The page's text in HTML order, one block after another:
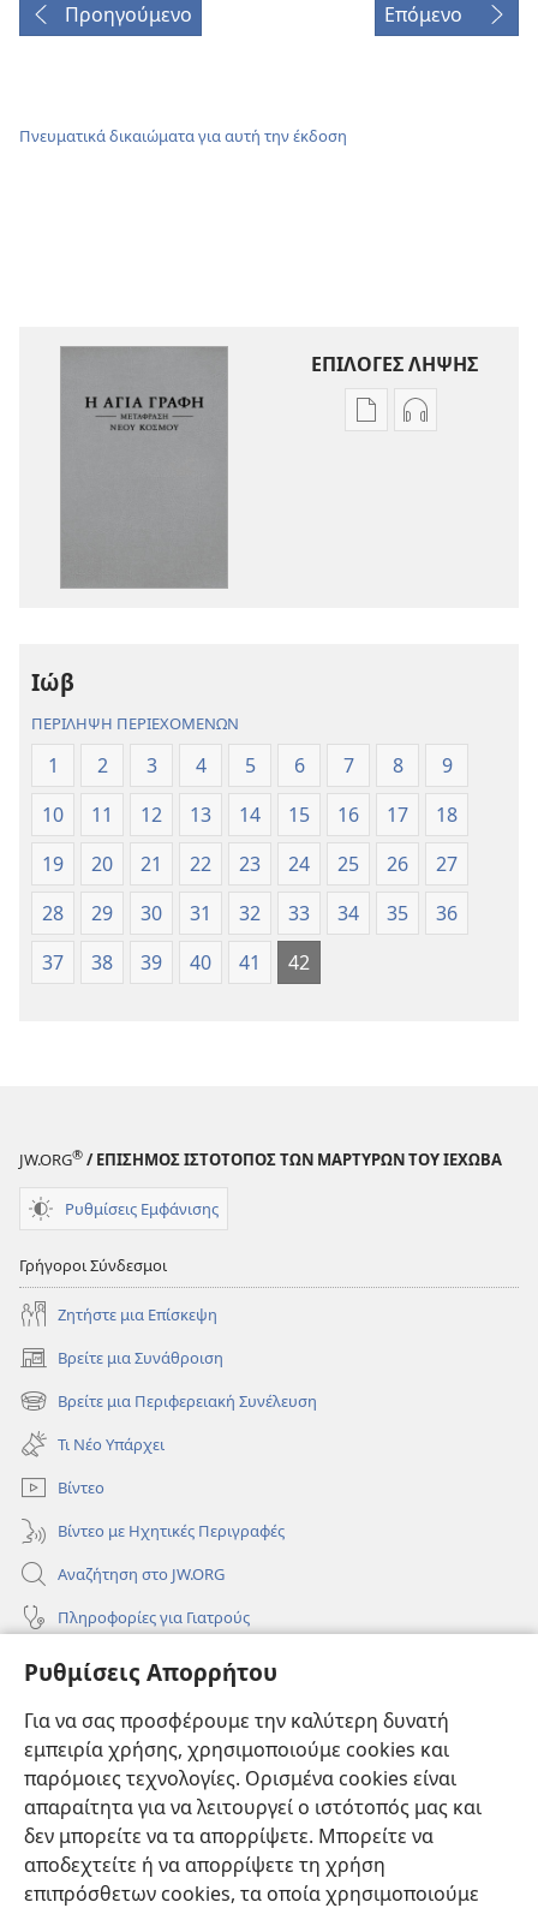
Ρυθμίσεις Απορρήτου
Για να σας προσφέρουμε την καλύτερη δυνατή
εμπειρία χρήσης, χρησιμοποιούμε cookies και
παρόμοιες τεχνολογίες. Ορισμένα cookies είναι
απαραίτητα για να λειτουργεί ο ιστότοπός μας και
δεν μπορείτε να τα απορρίψετε. Μπορείτε να
αποδεχτείτε ή να απορρίψετε τη χρήση
επιπρόσθετων cookies, τα οποία χρησιμοποιούμε
Προηγούμενο Επόμενο
Πνευματικά δικαιώματα για αυτή την έκδοση
ΕΠΙΛΟΓΕΣ ΛΗΨΗΣ
Επιλογές
2017)
Επιλογές
2017)
Ιώβ
ΠΕΡΙΛΗΨΗ ΠΕΡΙΕΧΟΜΕΝΩΝ
1 2 3 4 5 6 7 8
9
10
11 12 13 14 15 16 17
18
19
20 21 22 23 24 25 26
27
28
29 30 31 32 33 34 35
36
37
38 39 40 41 42
JW.ORG® / ΕΠΙΣΗΜΟΣ ΙΣΤΟΤΟΠΟΣ ΤΩΝ ΜΑΡΤΥΡΩΝ ΤΟΥ ΙΕΧΩΒΑ
Ρυθμίσεις Εμφάνισης
Γρήγοροι Σύνδεσμοι
Ζητήστε μια Επίσκεψη
Βρείτε μια Συνάθροιση
(ανοίγει
νέο
παράθυρο)
Βρείτε μια Περιφερειακή Συνέλευση
(ανοίγει
νέο
παράθυρο)
Τι Νέο Υπάρχει
Βίντεο
Βίντεο με Ηχητικές Περιγραφές
Αναζήτηση στο JW.ORG
Πληροφορίες για Γιατρούς
Πληροφορίες για Επίσημους Φορείς και ΜΜΕ
Συνεισφορές
(ανοίγει
παράθυρο)ΔΙΑΔΙΚΤΥΑΚΗ ΒΙΒΛΙΟΘΗΚΗ της Σκοπιάς™
(ανοίγει
νέο
παράθυρο)
JW Hub
(ανοίγει